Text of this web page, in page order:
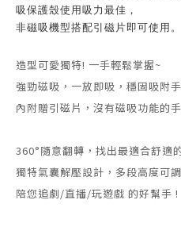
吸保護殼使用吸力最佳，
非磁吸機型搭配引磁片即可使用。
造型可愛獨特! 一手輕鬆掌握~
強勁磁吸，一放即吸，穩固吸附
內附贈引磁片，沒有磁吸功能的
360°隨意翻轉，找出最適合舒適
獨特氣囊解壓設計，多段高度可
陪您追劇/直播/玩遊戲 的好幫手 !